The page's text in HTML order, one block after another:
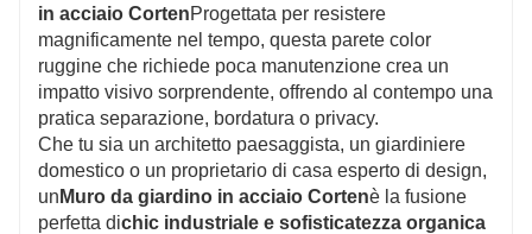
in acciaio CortenProgettata per resistere
magnificamente nel tempo, questa parete color
ruggine che richiede poca manutenzione crea un
impatto visivo sorprendente, offrendo al contempo una
pratica separazione, bordatura o privacy.
Che tu sia un architetto paesaggista, un giardiniere
domestico o un proprietario di casa esperto di design,
un Muro da giardino in acciaio Cortenè la fusione
perfetta dichic industriale e sofisticatezza organica